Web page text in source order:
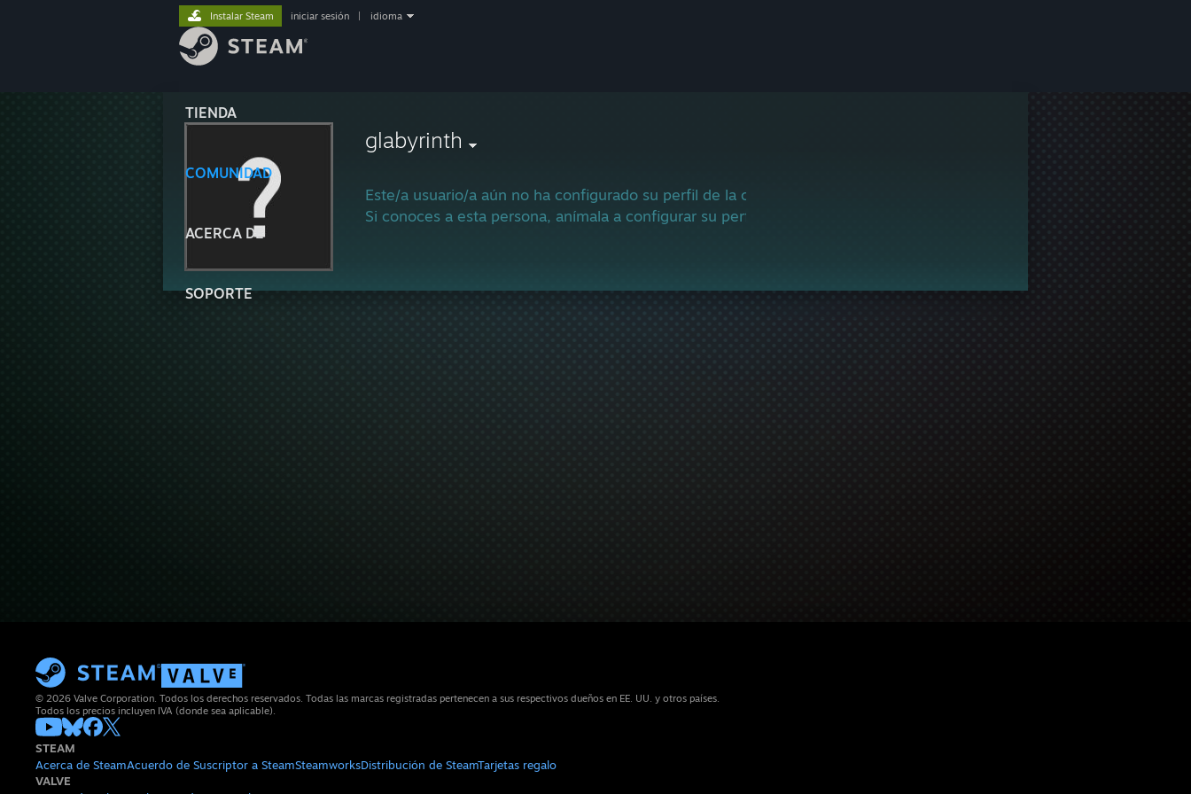
TIENDA
COMUNIDAD
ACERCA DE
SOPORTE
Instalar Steam iniciar sesión idioma
glabyrinth
Este/a usuario/a aún no ha configurado su perfil de la comunidad de Steam.
Si conoces a esta persona, anímala a configurar su perfil para unirse a la fiesta.
© 2026 Valve Corporation. Todos los derechos reservados. Todas las marcas registradas pertenecen a sus respectivos dueños en EE. UU. y otros países.
Todos los precios incluyen IVA (donde sea aplicable).
STEAM
Acerca de SteamAcuerdo de Suscriptor a SteamSteamworksDistribución de SteamTarjetas regalo
VALVE